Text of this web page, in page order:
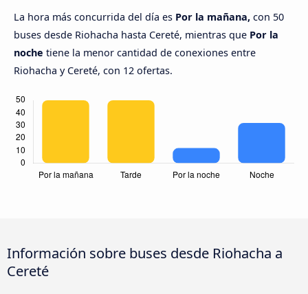
La hora más concurrida del día es Por la mañana, con 50
buses desde Riohacha hasta Cereté, mientras que Por la
noche tiene la menor cantidad de conexiones entre
Riohacha y Cereté, con 12 ofertas.
Información sobre buses desde Riohacha a
Cereté